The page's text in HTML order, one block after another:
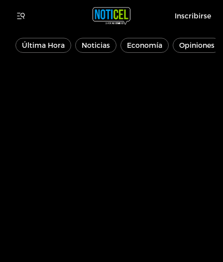
Inscribirse
Última Hora Noticias Economía Opiniones